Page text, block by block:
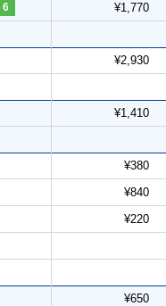
6 ¥1,770
¥2,930
¥1,410
¥380
¥840
¥220
¥650